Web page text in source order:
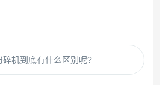
机到底有什么区别呢?